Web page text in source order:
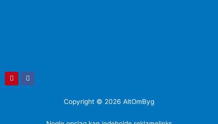
PinterestFacebook
Copyright © 2026 AltOmByg